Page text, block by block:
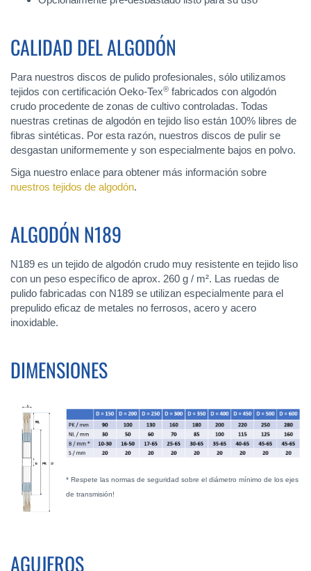
CALIDAD DEL ALGODÓN
Para nuestros discos de pulido profesionales, sólo utilizamos
tejidos con certificación Oeko-Tex® fabricados con algodón
crudo procedente de zonas de cultivo controladas. Todas
nuestras cretinas de algodón en tejido liso están 100% libres de
fibras sintéticas. Por esta razón, nuestros discos de pulir se
desgastan uniformemente y son especialmente bajos en polvo.
Siga nuestro enlace para obtener más información sobre
nuestros tejidos de algodón.
ALGODÓN N189
N189 es un tejido de algodón crudo muy resistente en tejido liso
con un peso específico de aprox. 260 g / m². Las ruedas de
pulido fabricadas con N189 se utilizan especialmente para el
prepulido eficaz de metales no ferrosos, acero y acero
inoxidable.
DIMENSIONES
* Respete las normas de seguridad sobre el diámetro mínimo de los ejes
de transmisión!
AGUJEROS